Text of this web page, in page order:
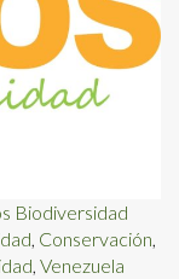
Biodiversidad
, Conservación,
, Venezuela